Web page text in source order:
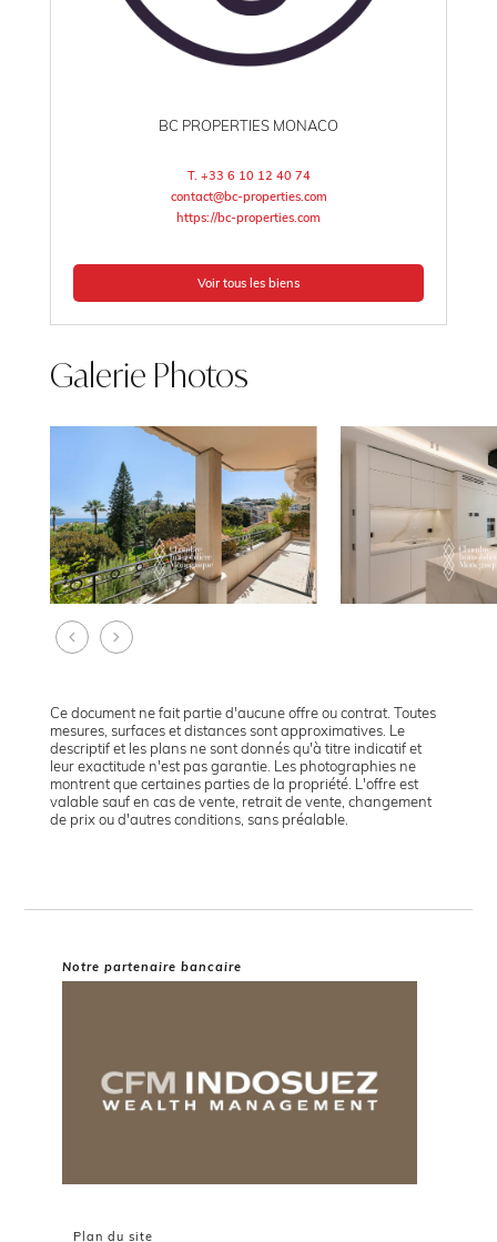
BC PROPERTIES MONACO
T. +33 6 10 12 40 74
contact@bc-properties.com
https://bc-properties.com
Voir tous les biens
Galerie Photos
Ce document ne fait partie d'aucune offre ou contrat. Toutes
mesures, surfaces et distances sont approximatives. Le
descriptif et les plans ne sont donnés qu'à titre indicatif et
leur exactitude n'est pas garantie. Les photographies ne
montrent que certaines parties de la propriété. L'offre est
valable sauf en cas de vente, retrait de vente, changement
de prix ou d'autres conditions, sans préalable.
Notre partenaire bancaire
Plan du site